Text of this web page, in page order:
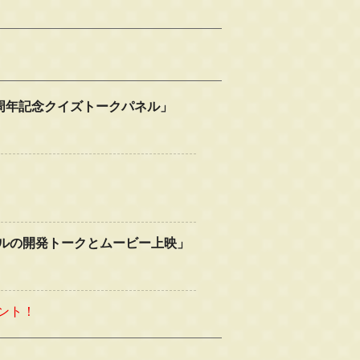
記念クイズトークパネル」
開発トークとムービー上映」
ト！